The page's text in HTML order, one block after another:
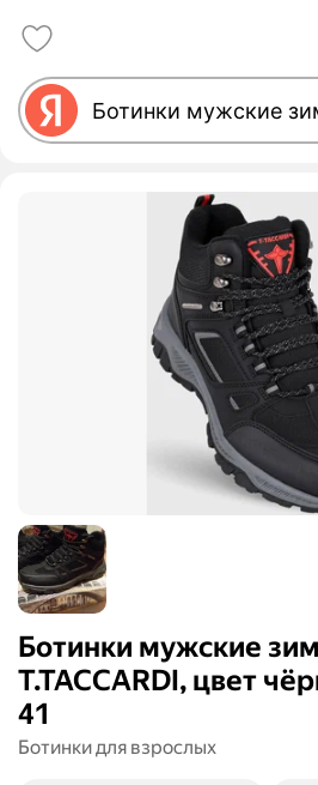
Ботинки мужские
T.TACCARDI, цвет
41
Ботинки для взрослых